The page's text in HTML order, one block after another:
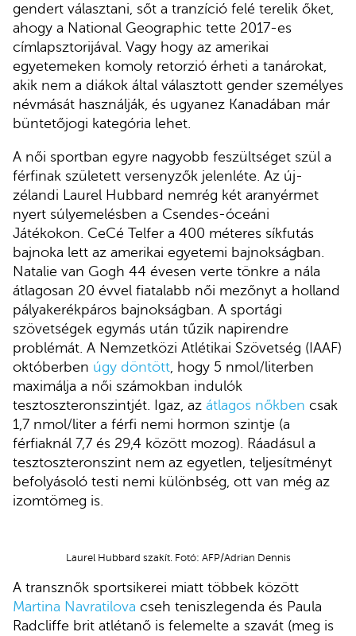
gendert választani, sőt a tranzíció felé terelik őket,
ahogy a National Geographic tette 2017-es
címlapsztorijával. Vagy hogy az amerikai
egyetemeken komoly retorzió érheti a tanárokat,
akik nem a diákok által választott gender személyes
névmását használják, és ugyanez Kanadában már
büntetőjogi kategória lehet.
A női sportban egyre nagyobb feszültséget szül a
férfinak született versenyzők jelenléte. Az új-
zélandi Laurel Hubbard nemrég két aranyérmet
nyert súlyemelésben a Csendes-óceáni
Játékokon. CeCé Telfer a 400 méteres síkfutás
bajnoka lett az amerikai egyetemi bajnokságban.
Natalie van Gogh 44 évesen verte tönkre a nála
átlagosan 20 évvel fiatalabb női mezőnyt a holland
pályakerékpáros bajnokságban. A sportági
szövetségek egymás után tűzik napirendre
problémát. A Nemzetközi Atlétikai Szövetség (IAAF)
októberben úgy döntött , hogy 5 nmol/literben
maximálja a női számokban indulók
tesztoszteronszintjét. Igaz, az átlagos nőkben csak
1,7 nmol/liter a férfi nemi hormon szintje (a
férfiaknál 7,7 és 29,4 között mozog). Ráadásul a
tesztoszteronszint nem az egyetlen, teljesítményt
befolyásoló testi nemi különbség, ott van még az
izomtömeg is.
Laurel Hubbard szakít. Fotó: AFP/Adrian Dennis
A transznők sportsikerei miatt többek között
Martina Navratilova cseh teniszlegenda és Paula
Radcliffe brit atlétanő is felemelte a szavát (meg is